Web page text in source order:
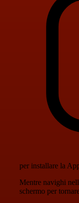
per installare la
Mentre navighi
schermo per